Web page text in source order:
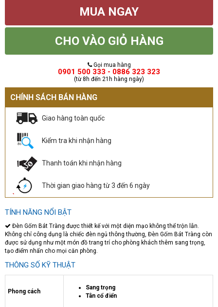
MUA NGAY
CHO VÀO GIỎ HÀNG
Gọi mua hàng
0901 500 333 - 0886 323 323
(từ 8h đến 21h hàng ngày)
CHÍNH SÁCH BÁN HÀNG
Giao hàng toàn quốc
Kiểm tra khi nhận hàng
Thanh toán khi nhận hàng
Thời gian giao hàng từ 3 đến 6 ngày
TÍNH NĂNG NỔI BẬT
Đèn Gốm Bát Tràng được thiết kế với một diện mạo không thể trộn lẫn.
Không chỉ công dụng là chiếc đèn ngủ thông thường, Đèn Gốm Bát Tràng còn
được sử dụng như một món đồ trang trí cho phòng khách thêm sang trọng,
tạo điểm nhấn cho mọi căn phòng.
THÔNG SỐ KỸ THUẬT
Phong cách
Sang trọng
Tân cổ điển